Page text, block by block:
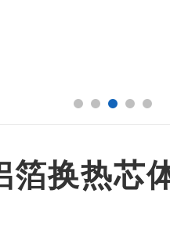
箔换热芯